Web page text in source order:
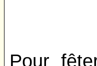
Pour